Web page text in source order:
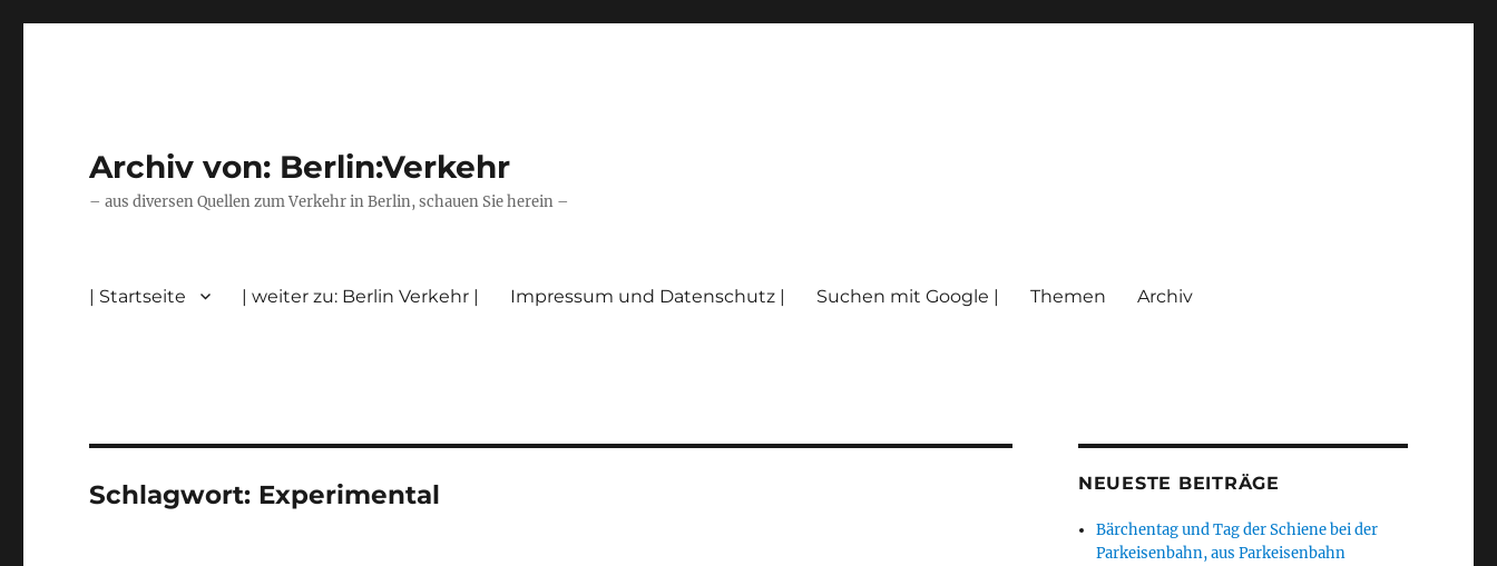
Archiv von: Berlin:Verkehr
– aus diversen Quellen zum Verkehr in Berlin, schauen Sie herein –
| Startseite | weiter zu: Berlin Verkehr | Impressum und Datenschutz | Suchen mit Google | Themen Archiv
Schlagwort: Experimental NEUESTE BEITRÄGE
Bärchentag und Tag der Schiene bei der
Parkeisenbahn, aus Parkeisenbahn